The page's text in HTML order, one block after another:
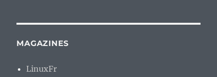
MAGAZINES
LinuxFr